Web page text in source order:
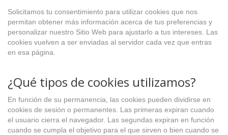
Solicitamos tu consentimiento para utilizar cookies que nos
permitan obtener más información acerca de tus preferencias y
personalizar nuestro Sitio Web para ajustarlo a tus intereses. Las
cookies vuelven a ser enviadas al servidor cada vez que entras
en esa página.
¿Qué tipos de cookies utilizamos?
En función de su permanencia, las cookies pueden dividirse en
cookies de sesión o permanentes. Las primeras expiran cuando
el usuario cierra el navegador. Las segundas expiran en función
cuando se cumpla el objetivo para el que sirven o bien cuando se